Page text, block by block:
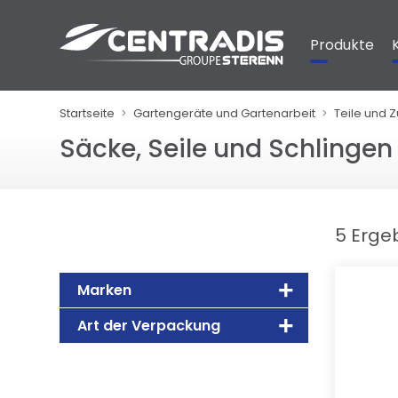
Produkte
Startseite Gartengeräte und Gartenarbeit Teile und
Säcke, Seile und
Marken
Art der Verpackung
5